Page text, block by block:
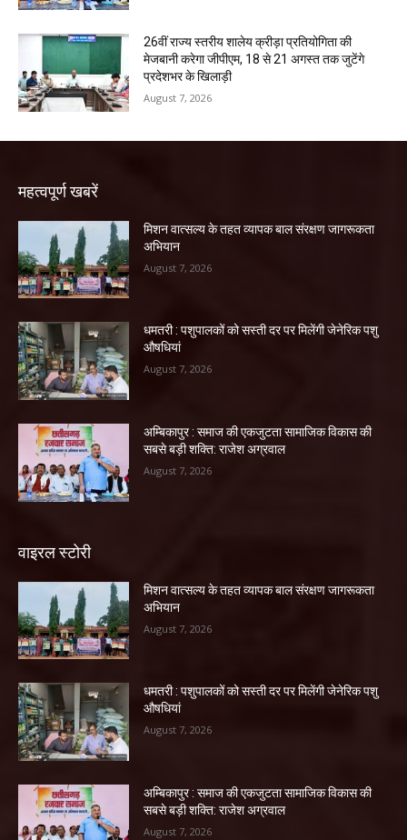
26वीं राज्य स्तरीय शालेय क्रीड़ा प्रतियोगिता की
मेजबानी करेगा जीपीएम, 18 से 21 अगस्त तक जुटेंगे
प्रदेशभर के खिलाड़ी
August 7, 2026
महत्वपूर्ण खबरें
मिशन वात्सल्य के तहत व्यापक बाल संरक्षण जागरूकता
अभियान
August 7, 2026
धमतरी : पशुपालकों को सस्ती दर पर मिलेंगी जेनेरिक पशु
औषधियां
August 7, 2026
अम्बिकापुर : समाज की एकजुटता सामाजिक विकास की
सबसे बड़ी शक्ति: राजेश अग्रवाल
August 7, 2026
वाइरल स्टोरी
मिशन वात्सल्य के तहत व्यापक बाल संरक्षण जागरूकता
अभियान
August 7, 2026
धमतरी : पशुपालकों को सस्ती दर पर मिलेंगी जेनेरिक पशु
औषधियां
August 7, 2026
अम्बिकापुर : समाज की एकजुटता सामाजिक विकास की
सबसे बड़ी शक्ति: राजेश अग्रवाल
August 7, 2026